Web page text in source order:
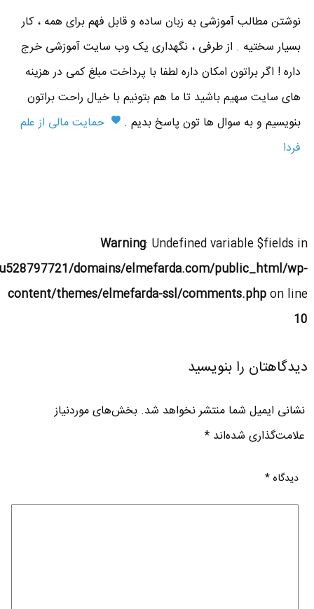
نوشتن مطالب آموزشی به زبان ساده و قابل فهم برای همه ، کار
بسیار سختیه . از طرفی ، نگهداری یک وب سایت آموزشی خرج
داره ! اگر براتون امکان داره لطفا با پرداخت مبلغ کمی در هزینه
های سایت سهیم باشید تا ما هم بتونیم با خیال راحت براتون
بنویسیم و به سوال ها تون پاسخ بدیم .
حمایت مالی از علم
فردا
Warning: Undefined variable $fields in
domains/elmefarda.com/public_html/wp-
content/themes/elmefarda-ssl/comments.phpon line
10
دیدگاهتان را بنویسید
نشانی ایمیل شما منتشر نخواهد شد. بخش‌های موردنیاز
علامت‌گذاری شده‌اند*
دیدگاه*